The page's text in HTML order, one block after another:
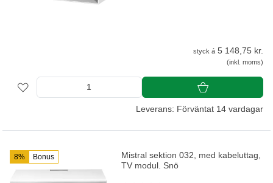
styck á 5 148,75 kr.
(inkl. moms)
Leverans: Förväntat 14 vardagar
8% Bonus
Mistral sektion 032, med kabeluttag,
TV modul. Snö